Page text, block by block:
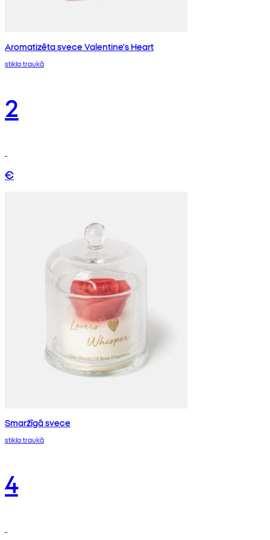
Aromatizēta svece Valentine's Heart
stikla traukā
2
€
Smaržīgā svece
stikla traukā
4